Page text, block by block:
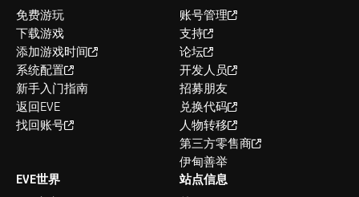
免费游玩
下载游戏
添加游戏时间
系统配置
新手入门指南
返回EVE
找回账号
账号管理
支持
论坛
开发人员
招募朋友
兑换代码
人物转移
第三方零售商
伊甸善举
EVE世界 站点信息